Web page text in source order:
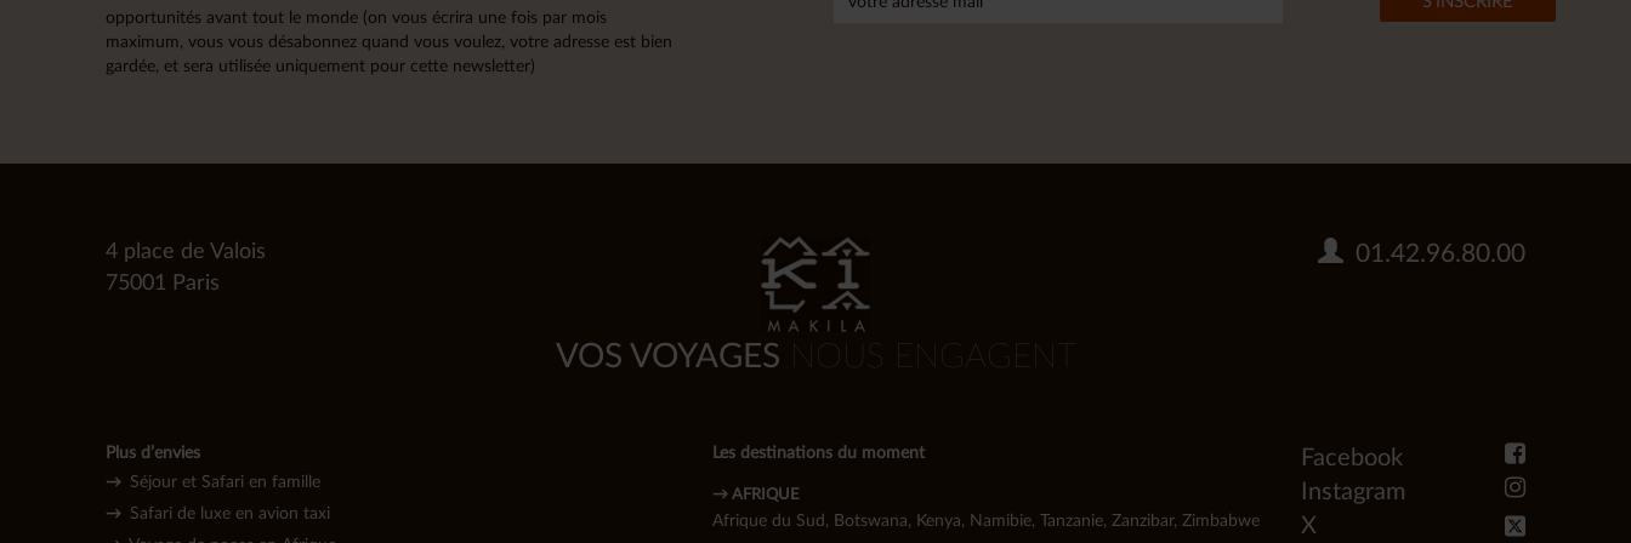
opportunités avant tout le monde (on vous écrira une fois par mois
maximum, vous vous désabonnez quand vous voulez, votre adresse est bien
gardée, et sera utilisée uniquement pour cette newsletter)
VOS VOYAGES NOUS ENGAGENT
4 place de Valois
75001 Paris
01.42.96.80.00
Plus d’envies
→ Séjour et Safari en famille
→ Safari de luxe en avion taxi
Les destinations du moment
→ AFRIQUE
Afrique du Sud , Botswana, Kenya, Namibie, Tanzanie, Zanzibar, Zimbabwe
Facebook
Instagram
X